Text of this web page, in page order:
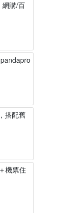
網購/百
搭配舊
機票住